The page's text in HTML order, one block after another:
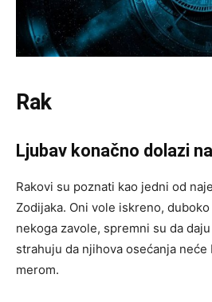
Rak
Ljubav konačno dolazi
Rakovi su poznati kao jedni od
Zodijaka. Oni vole iskreno,
nekoga zavole, spremni su da
strahuju da njihova osećanja
merom.